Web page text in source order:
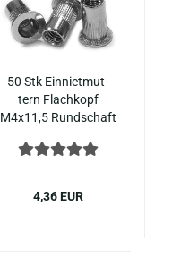
50 Stk Ein­niet­mut­
tern Flach­kopf
M4x11,5 Rund­schaft
Edel­stahl A2 Art.
4,36 EUR